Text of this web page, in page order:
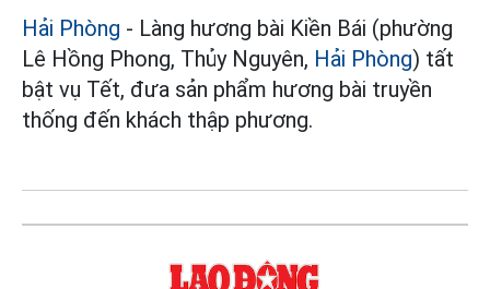
Hải Phòng - Làng hương bài Kiền Bái (phường
Lê Hồng Phong, Thủy Nguyên, Hải Phòng) tất
bật vụ Tết, đưa sản phẩm hương bài truyền
thống đến khách thập phương.